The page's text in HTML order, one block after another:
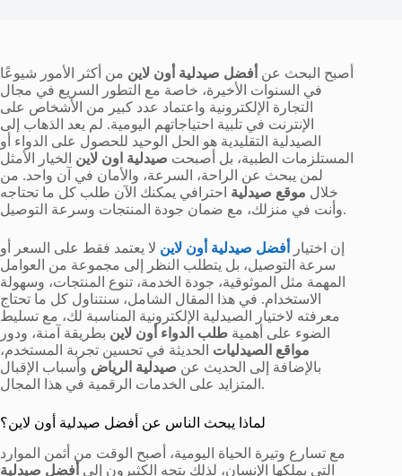
أصبح البحث عن أفضل صيدلية أون لاين من أكثر الأمور شيوعًا
في السنوات الأخيرة، خاصة مع التطور السريع في مجال
التجارة الإلكترونية واعتماد عدد كبير من الأشخاص على
الإنترنت في تلبية احتياجاتهم اليومية. لم يعد الذهاب إلى
الصيدلية التقليدية هو الحل الوحيد للحصول على الدواء أو
المستلزمات الطبية، بل أصبحت صيدلية اون لاين الخيار الأمثل
لمن يبحث عن الراحة، السرعة، والأمان في آن واحد. من
خلال موقع صيدلية احترافي يمكنك الآن طلب كل ما تحتاجه
وأنت في منزلك، مع ضمان جودة المنتجات وسرعة التوصيل.
إن اختيار أفضل صيدلية أون لاين لا يعتمد فقط على السعر أو
سرعة التوصيل، بل يتطلب النظر إلى مجموعة من العوامل
المهمة مثل الموثوقية، جودة الخدمة، تنوع المنتجات، وسهولة
الاستخدام. في هذا المقال الشامل، سنتناول كل ما تحتاج
معرفته لاختيار الصيدلية الإلكترونية المناسبة لك، مع تسليط
الضوء على أهمية طلب الدواء أون لاين بطريقة آمنة، ودور
مواقع الصيدليات الحديثة في تحسين تجربة المستخدم،
بالإضافة إلى الحديث عن صيدلية الرياض وأسباب الإقبال
المتزايد على الخدمات الرقمية في هذا المجال.
لماذا يبحث الناس عن أفضل صيدلية أون لاين؟
مع تسارع وتيرة الحياة اليومية، أصبح الوقت من أثمن الموارد
التي يملكها الإنسان، لذلك يتجه الكثيرون إلى أفضل صيدلية